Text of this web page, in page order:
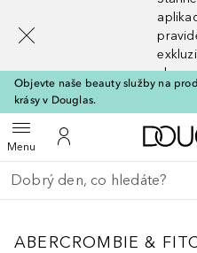
slevy
Objevte naše beauty služby na
krásy v Douglas.
MenuOtevřít menuK mému účtu
Vraťte se
Proveďte vyhledávání
ABERCROMBIE &
ABERCROMBIE &
[navigation.slideout.screenreader]